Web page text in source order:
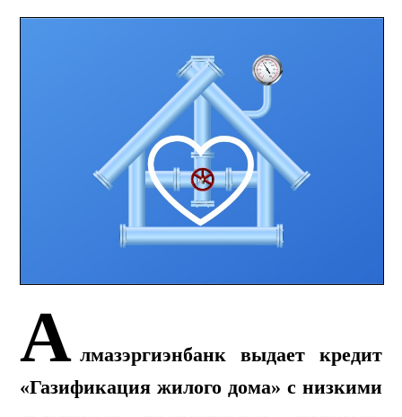
А лмазэргиэнбанк выдает кредит
«Газификация жилого дома» с низкими